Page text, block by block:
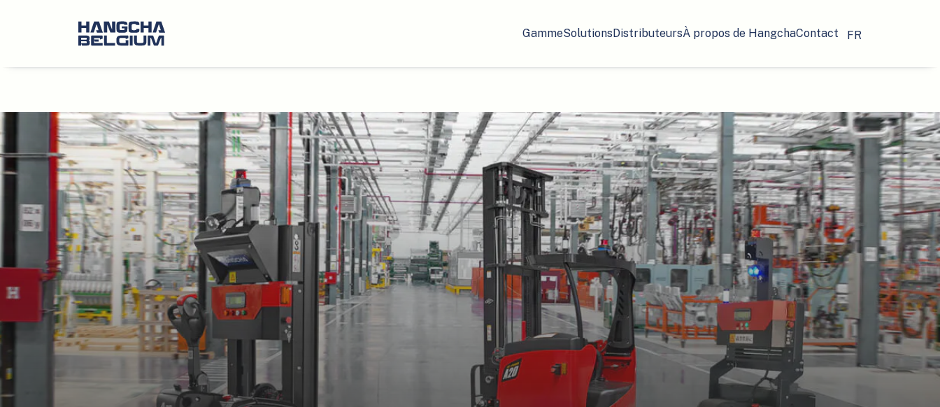
GammeSolutionsDistributeursÀ propos de HangchaContact FR